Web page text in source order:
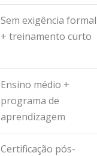
Sem exigência formal
+ treinamento curto
Ensino médio +
programa de
aprendizagem
Certificação pós-